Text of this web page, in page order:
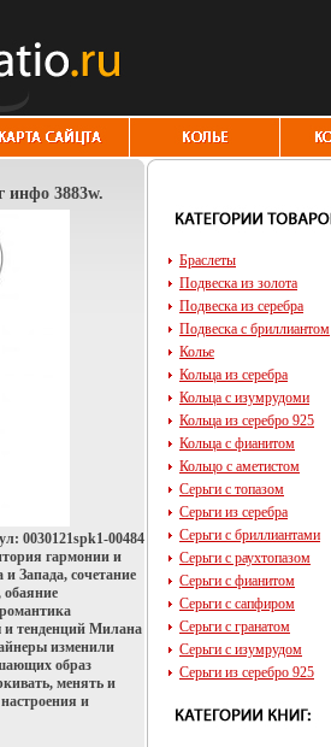
инфо 3883w.
0030121spk1-00484
гармонии и
Запада, сочетание
обаяние
тенденций Милана
изменили
образ
менять и
и
Браслеты
Подвеска из золота
Подвеска из серебра
Подвеска с бриллиантом
Колье
Кольца из серебра
Кольца с изумрудоми
Кольца из серебро 925
Кольца с фианитом
Кольцо с аметистом
Серьги с топазом
Серьги из серебра
Серьги с бриллиантами
Серьги с раухтопазом
Серьги с фианитом
Серьги с сапфиром
Серьги с гранатом
Серьги с изумрудом
Серьги из серебро 925